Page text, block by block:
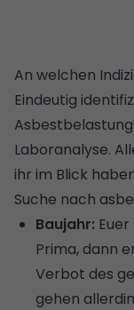
An welchen
Eindeutig
Laboranalyse.
ihr im Blick
Suche nach
Baujahr:
Prima, dann
Verbot des
gehen